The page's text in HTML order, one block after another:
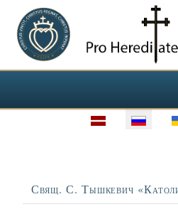
Выберите язык
Заголовок
Свящ. С. Тышкевич